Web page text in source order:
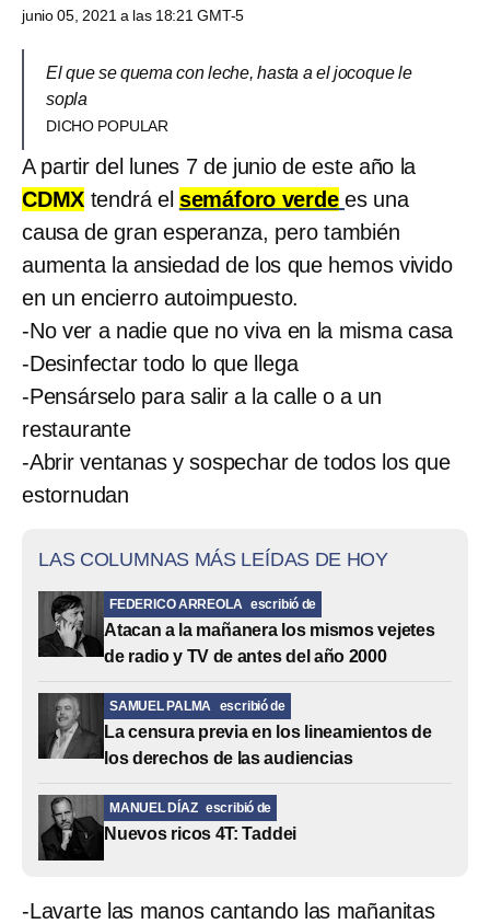
junio 05, 2021 a las 18:21 GMT-5
El que se quema con leche, hasta a el jocoque le
sopla
DICHO POPULAR
A partir del lunes 7 de junio de este año la
CDMX tendrá el semáforo verde es una
causa de gran esperanza, pero también
aumenta la ansiedad de los que hemos vivido
en un encierro autoimpuesto.
-No ver a nadie que no viva en la misma casa
-Desinfectar todo lo que llega
-Pensárselo para salir a la calle o a un
restaurante
-Abrir ventanas y sospechar de todos los que
estornudan
LAS COLUMNAS MÁS LEÍDAS DE HOY
FEDERICO ARREOLA escribió de
Atacan a la mañanera los mismos vejetes
de radio y TV de antes del año 2000
SAMUEL PALMA escribió de
La censura previa en los lineamientos de
los derechos de las audiencias
MANUEL DÍAZ escribió de
Nuevos ricos 4T: Taddei
-Lavarte las manos cantando las mañanitas